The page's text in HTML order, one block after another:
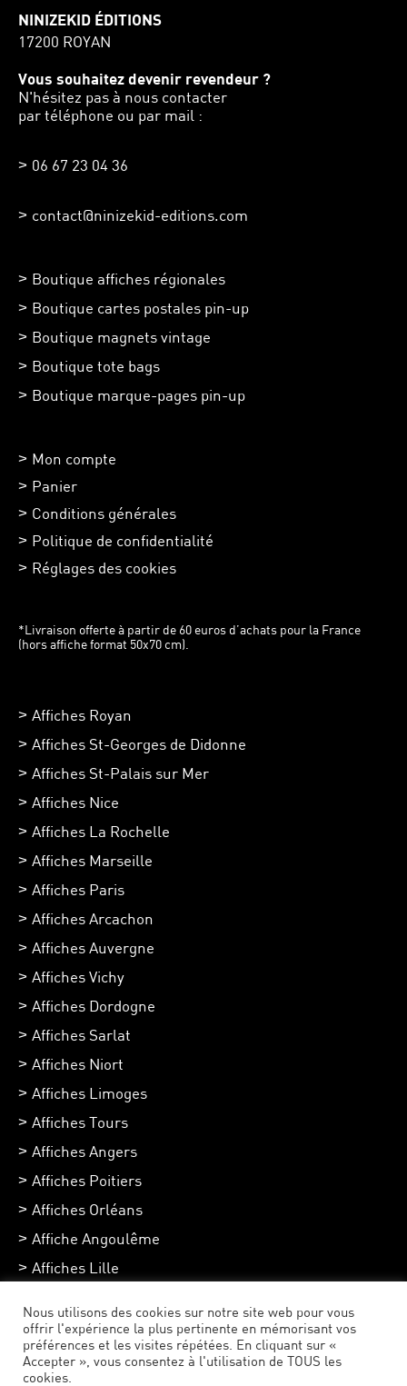
NINIZEKID ÉDITIONS
17200 ROYAN
Vous souhaitez devenir revendeur ?
N'hésitez pas à nous contacter
par téléphone ou par mail :
06 67 23 04 36
contact@ninizekid-editions.com
Boutique affiches régionales
Boutique cartes postales pin-up
Boutique magnets vintage
Boutique tote bags
Boutique marque-pages pin-up
Mon compte
Panier
Conditions générales
Politique de confidentialité
Réglages des cookies
*Livraison offerte à partir de 60 euros d’achats pour la France
(hors affiche format 50x70 cm).
Affiches Royan
Affiches St-Georges de Didonne
Affiches St-Palais sur Mer
Affiches Nice
Affiches La Rochelle
Affiches Marseille
Affiches Paris
Affiches Arcachon
Affiches Auvergne
Affiches Vichy
Affiches Dordogne
Affiches Sarlat
Affiches Niort
Affiches Limoges
Affiches Tours
Affiches Angers
Affiches Poitiers
Affiches Orléans
Affiche Angoulême
Affiches Lille
Affiches Toulouse
Nous utilisons des cookies sur notre site web pour vous
offrir l'expérience la plus pertinente en mémorisant vos
préférences et les visites répétées. En cliquant sur «
Accepter », vous consentez à l'utilisation de TOUS les
cookies.